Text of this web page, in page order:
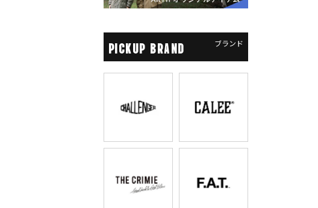
PICKUP BRAND ブランド